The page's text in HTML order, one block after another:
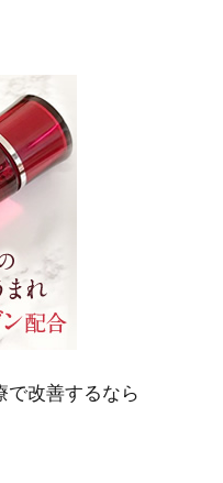
改善するなら